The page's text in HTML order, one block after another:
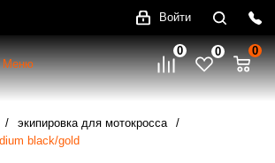
Войти
Меню
0 0 0
экипировка для мотокросса
black/gold